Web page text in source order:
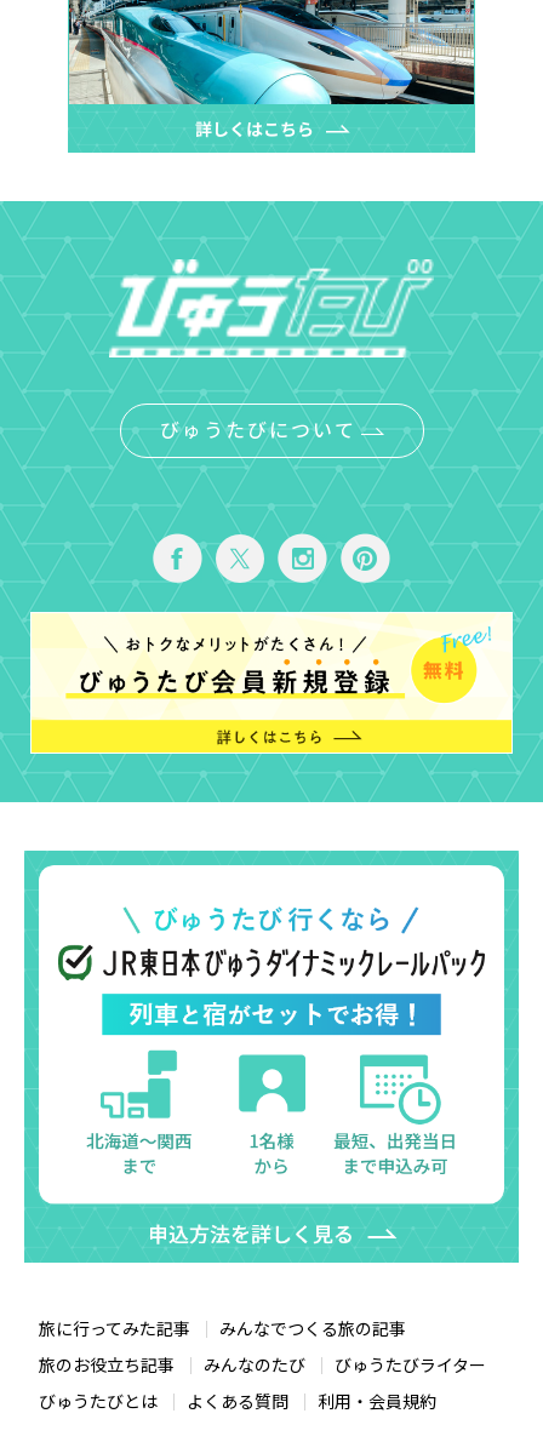
びゅうたびについて
旅に行ってみた記事
みんなでつくる旅の記事
旅のお役立ち記事
みんなのたび
びゅうたびライター
びゅうたびとは
よくある質問 利用・会員規約